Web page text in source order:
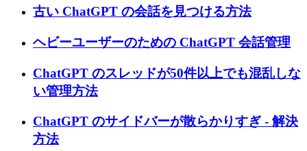
古い ChatGPT の会話を見つける方法
ヘビーユーザーのための ChatGPT 会話管理
ChatGPT のスレッドが50件以上でも混乱しな
い管理方法
ChatGPT のサイドバーが散らかりすぎ - 解決
方法